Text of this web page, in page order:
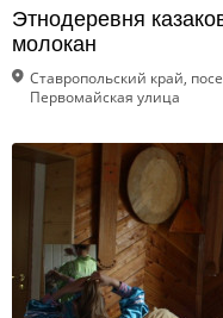
Этнодеревня
молокан
Ставропольский край,
Первомайская улица